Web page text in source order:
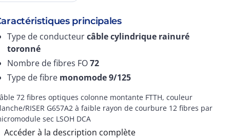
principales
Type de conducteurcâble cylindrique rainuré
toronné
Nombre de fibres FO72
Type de fibre monomode 9/125
72 fibres optiques colonne montante FTTH, couleur
RISER G657A2 à faible rayon de courbure 12 fibres par
sec LSOH DCA
Accéder à la description complète